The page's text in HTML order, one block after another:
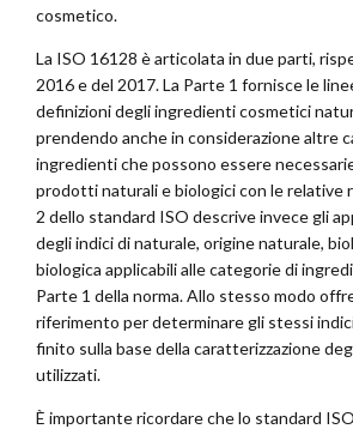
cosmetico.
La ISO 16128 è articolata in due parti,
2016 e del 2017. La Parte 1 fornisce le
definizioni degli ingredienti cosmetici
prendendo anche in considerazione altre
ingredienti che possono essere
prodotti naturali e biologici con le relative
2 dello standard ISO descrive invece gli
degli indici di naturale, origine naturale,
biologica applicabili alle categorie di
Parte 1 della norma. Allo stesso modo
riferimento per determinare gli stessi
finito sulla base della caratterizzazione
utilizzati.
È importante ricordare che lo standard